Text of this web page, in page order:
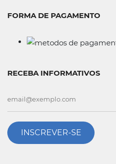
FORMA DE PAGAMENTO
RECEBA INFORMATIVOS
INSCREVER-SE